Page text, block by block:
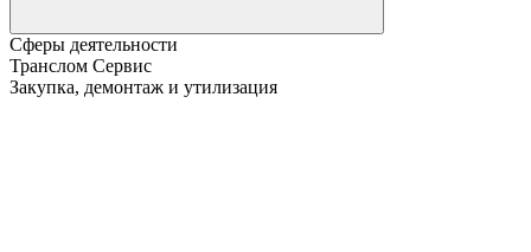
Сферы деятельности
Транслом Сервис
Закупка, демонтаж и утилизация